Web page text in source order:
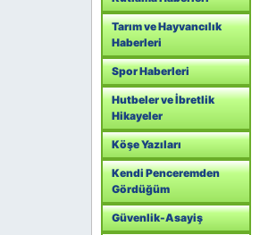
Tarım ve Hayvancılık
Haberleri
Spor Haberleri
Hutbeler ve İbretlik
Hikayeler
Köşe Yazıları
Kendi Penceremden
Gördüğüm
Güvenlik-Asayiş